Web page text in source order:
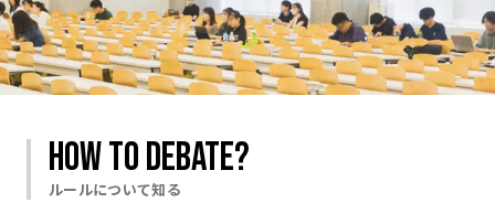
RESOURCE
ディベート資料室
おります。
HOW TO DEBATE?
ルールについて知る